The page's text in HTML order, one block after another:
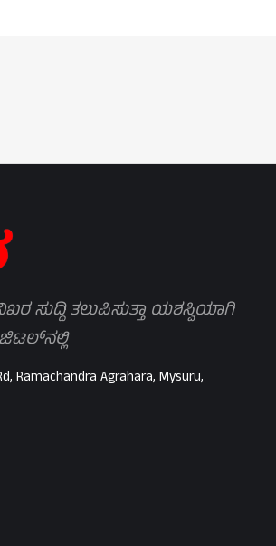
ಸುದ್ದಿ ತಲುಪಿಸುತ್ತಾ ಯಶಸ್ವಿಯಾಗಿ
Ramachandra Agrahara, Mysuru,